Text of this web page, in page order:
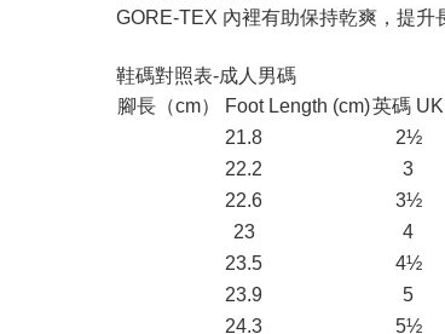
GORE-TEX 內裡有助保持乾爽，提升
鞋碼對照表-成人男碼
腳長（cm） Foot Length (cm)英碼 UK
21.8
2½
22.2
3
22.6
3½
23
4
23.5
4½
23.9
5
24.3
5½